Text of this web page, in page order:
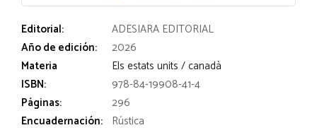
Editorial:
ADESIARA EDITORIAL
Año de edición:
2026
Materia
Els estats units / canadà
ISBN:
978-84-19908-41-4
Páginas:
296
Encuadernación: Rústica